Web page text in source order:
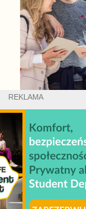
REKLAMA